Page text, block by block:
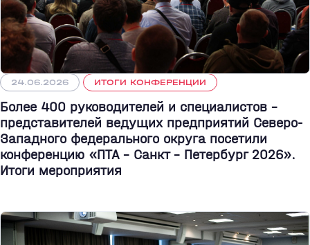
24.06.2026 ИТОГИ КОНФЕРЕНЦИИ
Более 400 руководителей и специалистов –
представителей ведущих предприятий Северо-
Западного федерального округа посетили
конференцию «ПТА – Санкт - Петербург 2026».
Итоги мероприятия